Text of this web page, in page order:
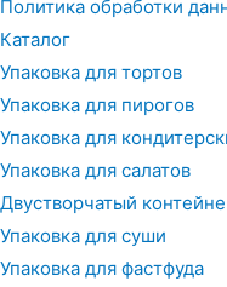
Политика обработки
Каталог
Упаковка для тортов
Упаковка для пирогов
Упаковка для
Упаковка для салатов
Двустворчатый
Упаковка для суши
Упаковка для фастфуда